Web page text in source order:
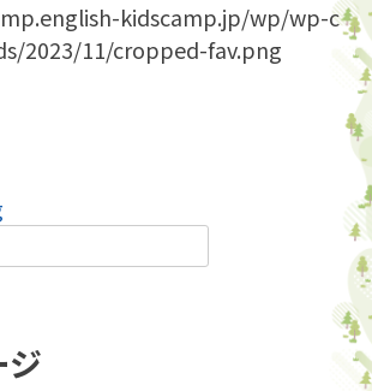
kidscamp.jp/wp/wp-c
2023/11/cropped-fav.png
ジ